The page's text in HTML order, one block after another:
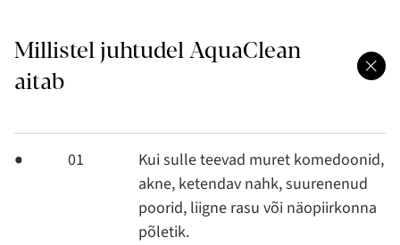
Millistel juhtudel AquaClean
aitab
01
Kui sulle teevad muret komedoonid,
akne, ketendav nahk, suurenenud
poorid, liigne rasu või näopiirkonna
põletik.